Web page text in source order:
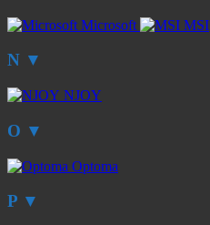
Microsoft MSI
N ▼
NJOY
O ▼
Optoma
P ▼